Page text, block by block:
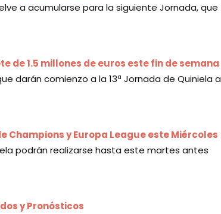
a acumularse para la siguiente Jornada, que
de 1.5 millones de euros este fin de semana
darán comienzo a la 13ª Jornada de Quiniela a
Champions y Europa League este Miércoles
podrán realizarse hasta este martes antes
y Pronósticos